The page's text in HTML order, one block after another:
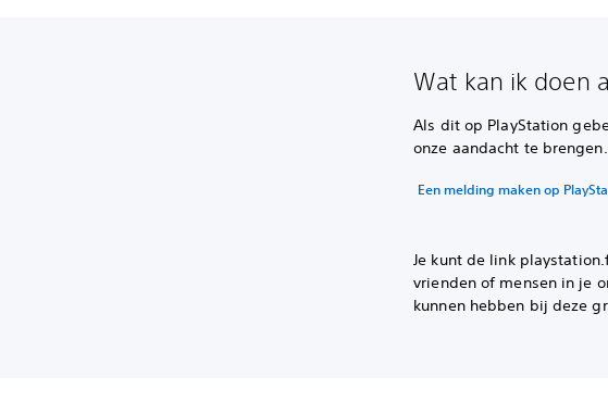
Wat kan ik doen
Als dit op PlayStation
onze aandacht te brengen.
Een melding maken op
Je kunt de link
vrienden of mensen in je
kunnen hebben bij deze